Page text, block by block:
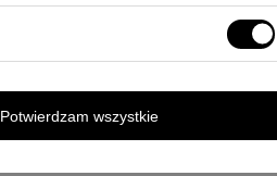
Potwierdzam wszystkie